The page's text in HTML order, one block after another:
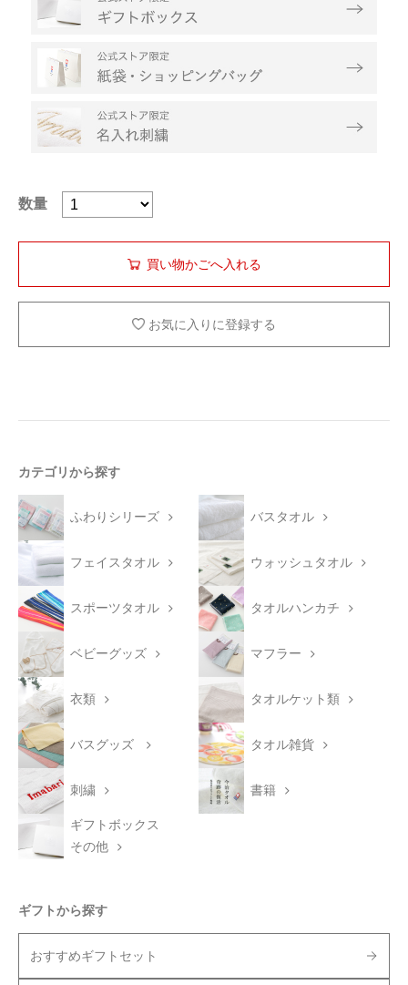
数量
お気に入りに登録する
カテゴリから探す
ふわりシリーズ バスタオル
フェイスタオル ウォッシュタオル
スポーツタオル タオルハンカチ
ベビーグッズ マフラー
衣類 タオルケット類
バスグッズ タオル雑貨
刺繍 書籍
ギフトボックス
その他
ギフトから探す
おすすめギフトセット